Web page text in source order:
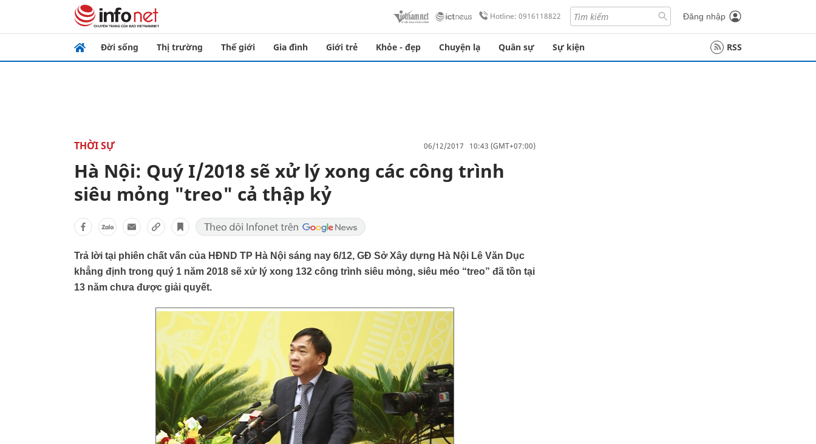
Hotline: 0916118822 Đăng nhập
Đời sống Thị trường Thế giới Gia đình Giới trẻ Khỏe - đẹp Chuyện lạ Quân sự Sự kiện RSS
THỜI SỰ 06/12/2017 10:43 (GMT+07:00)
Hà Nội: Quý I/2018 sẽ xử lý xong các công trình
siêu mỏng "treo" cả thập kỷ
Trả lời tại phiên chất vấn của HĐND TP Hà Nội sáng nay 6/12, GĐ Sở Xây dựng Hà Nội Lê Văn Dục
khẳng định trong quý 1 năm 2018 sẽ xử lý xong 132 công trình siêu mỏng, siêu méo “treo” đã tồn tại
13 năm chưa được giải quyết.